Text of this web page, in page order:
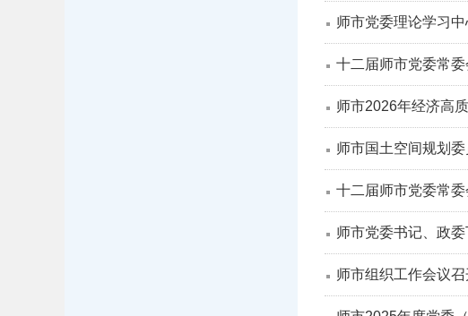
师市党委理论学习
十二届师市党委常
师市2026年经济高
师市国土空间规划
十二届师市党委常
师市党委书记、政
师市组织工作会议召